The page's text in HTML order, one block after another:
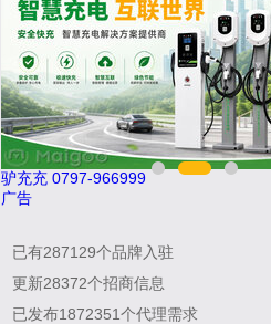
亚通Aton 400-636-1218
广告
已有287129个品牌入驻
更新28372个招商信息
已发布1872351个代理需求